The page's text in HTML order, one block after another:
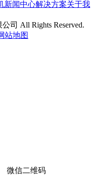
新闻中心解决方案关于我
司 All Rights Reserved.
站地图
微信二维码